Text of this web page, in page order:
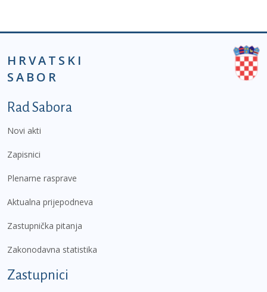
HRVATSKI
SABOR
Podnožje prvi izbornik
Rad Sabora
Novi akti
Zapisnici
Plenarne rasprave
Aktualna prijepodneva
Zastupnička pitanja
Zakonodavna statistika
Zastupnici